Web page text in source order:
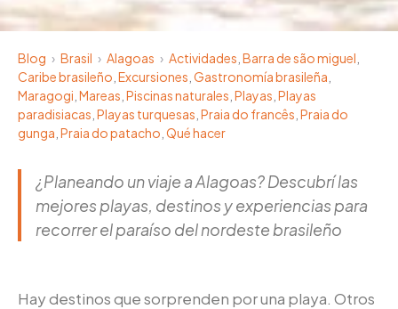
Blog › Brasil › Alagoas › Actividades Barra de são miguel
Caribe brasileño Excursiones Gastronomía brasileña
Maragogi Mareas Piscinas naturales Playas Playas
paradisiacas Playas turquesas Praia do francês Praia do
gunga Praia do patacho Qué hacer
¿Planeando un viaje a Alagoas? Descubrí las
mejores playas, destinos y experiencias para
recorrer el paraíso del nordeste brasileño
Hay destinos que sorprenden por una playa. Otros